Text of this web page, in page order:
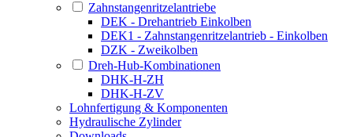
Zahnstangenritzelantriebe
DEK - Drehantrieb Einkolben
DEK1 - Zahnstangenritzelantrieb - Einkolben
DZK - Zweikolben
Dreh-Hub-Kombinationen
DHK-H-ZH
DHK-H-ZV
Lohnfertigung & Komponenten
Hydraulische Zylinder